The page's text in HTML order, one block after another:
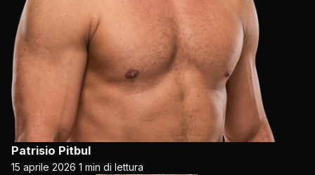
Patrisio Pitbul
15 aprile 2026 1 min di lettura